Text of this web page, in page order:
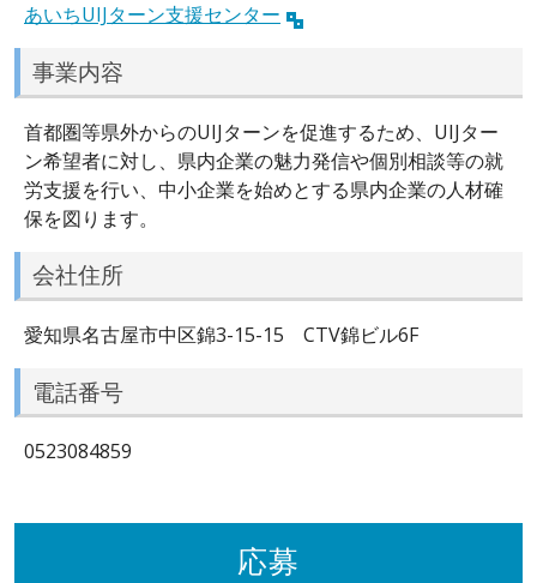
あいちUIJターン支援センター
事業内容
首都圏等県外からのUIJターンを促進するため、UIJター
ン希望者に対し、県内企業の魅力発信や個別相談等の就
労支援を行い、中小企業を始めとする県内企業の人材確
保を図ります。
会社住所
愛知県名古屋市中区錦3-15-15 CTV錦ビル6F
電話番号
0523084859
応募